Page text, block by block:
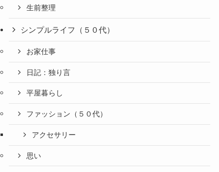
生前整理
シンプルライフ（５０代）
お家仕事
日記：独り言
平屋暮らし
ファッション（５０代）
アクセサリー
思い